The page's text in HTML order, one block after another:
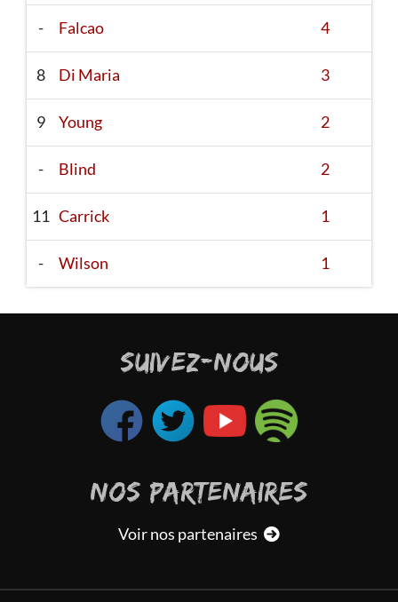
- Falcao 4
8 Di Maria 3
9 Young 2
- Blind 2
11 Carrick 1
- Wilson 1
SUIVEZ-NOUS
NOS PARTENAIRES
Voir nos partenaires